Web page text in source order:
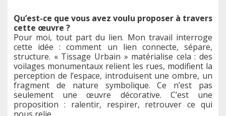
Qu’est-ce que vous avez voulu proposer à travers
cette œuvre ?
Pour moi, tout part du lien. Mon travail interroge
cette idée : comment un lien connecte, sépare,
structure. « Tissage Urbain » matérialise cela : des
voilages monumentaux relient les rues, modifient la
perception de l’espace, introduisent une ombre, un
fragment de nature symbolique. Ce n’est pas
seulement une œuvre décorative. C’est une
proposition : ralentir, respirer, retrouver ce qui